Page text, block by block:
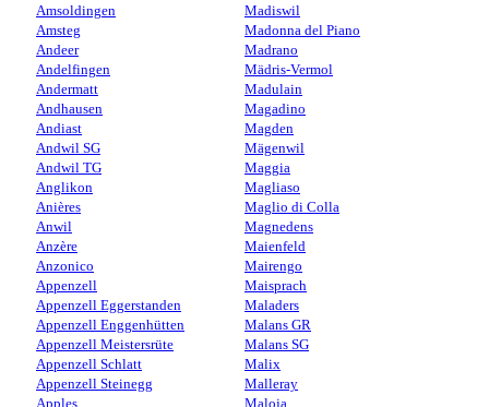
Amsoldingen
Amsteg
Andeer
Andelfingen
Andermatt
Andhausen
Andiast
Andwil SG
Andwil TG
Anglikon
Anières
Anwil
Anzère
Anzonico
Appenzell
Appenzell Eggerstanden
Appenzell Enggenhütten
Appenzell Meistersrüte
Appenzell Schlatt
Appenzell Steinegg
Apples
Madiswil
Madonna del Piano
Madrano
Mädris-Vermol
Madulain
Magadino
Magden
Mägenwil
Maggia
Magliaso
Maglio di Colla
Magnedens
Maienfeld
Mairengo
Maisprach
Maladers
Malans GR
Malans SG
Malix
Malleray
Maloja